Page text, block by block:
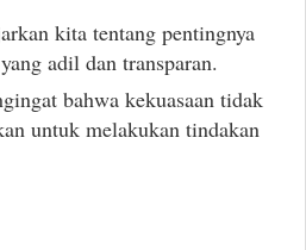
kita tentang pentingnya
adil dan transparan.
bahwa kekuasaan tidak
untuk melakukan tindakan